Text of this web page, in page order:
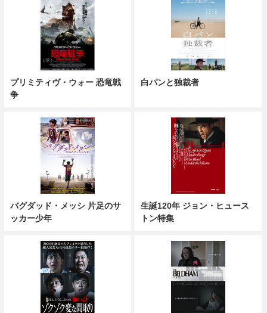
プリミティヴ・ウォー 恐竜戦
争
白パンと独裁者
バグダッド・メッシ 片足のサ
ッカー少年
生誕120年 ジョン・ヒュース
トン特集